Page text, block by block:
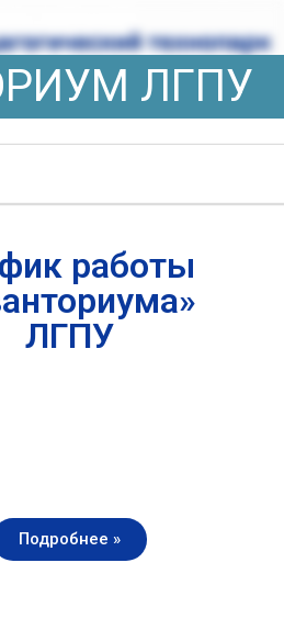
ЛГПУ
работы
ЛГПУ
Подробнее »